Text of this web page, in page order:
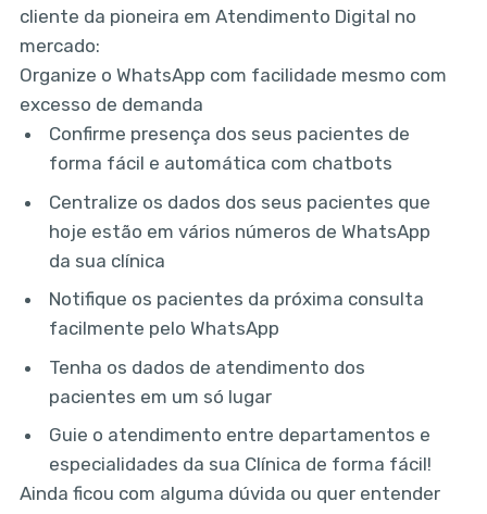
cliente da pioneira em Atendimento Digital no
mercado:
Organize o WhatsApp com facilidade mesmo com
excesso de demanda
Confirme presença dos seus pacientes de
forma fácil e automática com chatbots
Centralize os dados dos seus pacientes que
hoje estão em vários números de WhatsApp
da sua clínica
Notifique os pacientes da próxima consulta
facilmente pelo WhatsApp
Tenha os dados de atendimento dos
pacientes em um só lugar
Guie o atendimento entre departamentos e
especialidades da sua Clínica de forma fácil!
Ainda ficou com alguma dúvida ou quer entender